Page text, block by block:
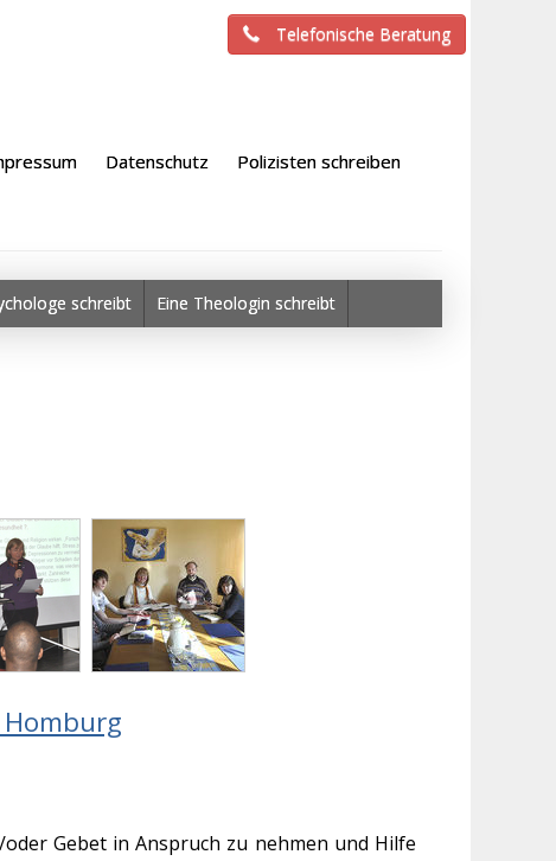
Telefonische Beratung
Datenschutz Polizisten schreiben
schreibt Eine Theologin schreibt
Gebet in Anspruch zu nehmen und Hilfe